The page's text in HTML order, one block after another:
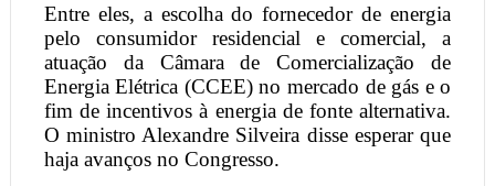
Entre eles, a escolha do fornecedor de energia
pelo consumidor residencial e comercial, a
atuação da Câmara de Comercialização de
Energia Elétrica (CCEE) no mercado de gás e o
fim de incentivos à energia de fonte alternativa.
O ministro Alexandre Silveira disse esperar que
haja avanços no Congresso.